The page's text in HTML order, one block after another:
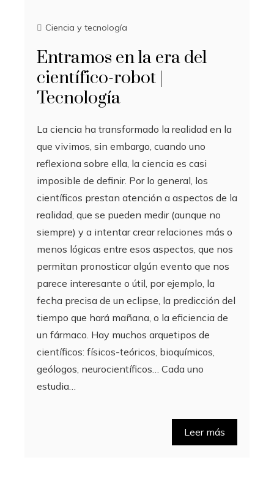
Ciencia y tecnología
Entramos en la era del
científico-robot |
Tecnología
La ciencia ha transformado la realidad en la
que vivimos, sin embargo, cuando uno
reflexiona sobre ella, la ciencia es casi
imposible de definir. Por lo general, los
científicos prestan atención a aspectos de la
realidad, que se pueden medir (aunque no
siempre) y a intentar crear relaciones más o
menos lógicas entre esos aspectos, que nos
permitan pronosticar algún evento que nos
parece interesante o útil, por ejemplo, la
fecha precisa de un eclipse, la predicción del
tiempo que hará mañana, o la eficiencia de
un fármaco. Hay muchos arquetipos de
científicos: físicos-teóricos, bioquímicos,
geólogos, neurocientíficos… Cada uno
estudia…
Leer más